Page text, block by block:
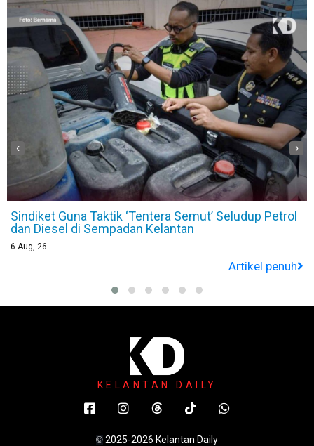
Ibu di Pasir Puteh Buntu Bayi Enam Bulan Perlukan
Susu Khas RM2,000 Sebulan
6 Aug, 26
Artikel penuh
‹ ›
KELANTAN DAILY
© 2025-2026 Kelantan Daily